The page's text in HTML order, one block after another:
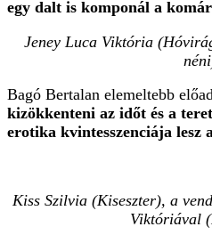
egy dalt is komponál a
Jeney Luca Viktória
Bagó Bertalan elemeltebb
kizökkenteni az időt és a
erotika kvintesszenciája lesz
Kiss Szilvia (Kiseszter), a
Viktóriával